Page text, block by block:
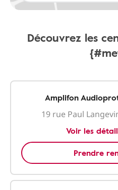
Découvrez les
Amplifon
19 rue Paul
Voir les
Prendre